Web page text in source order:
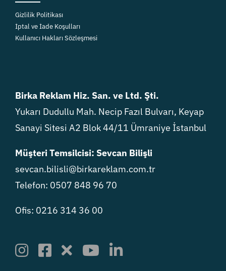
Gizlilik Politikası
İptal ve İade Koşulları
Kullanıcı Hakları Sözleşmesi
Birka Reklam Hiz. San. ve Ltd. Şti.
Yukarı Dudullu Mah. Necip Fazıl Bulvarı, Keyap
Sanayi Sitesi A2 Blok 44/11 Ümraniye İstanbul
Müşteri Temsilcisi: Sevcan Bilişli
sevcan.bilisli@birkareklam.com.tr
Telefon: 0507 848 96 70
Ofis: 0216 314 36 00